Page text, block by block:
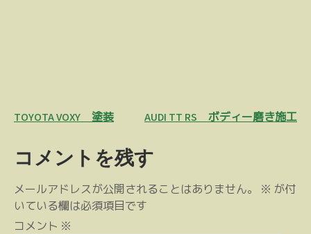
投
ナ
ビ
ゲ
ー
TOYOTA VOXY 塗装 AUDI TT RS ボディー磨き施工
コメントを残す
メールアドレスが公開されることはありません。 ※ が付
いている欄は必須項目です
コメント ※